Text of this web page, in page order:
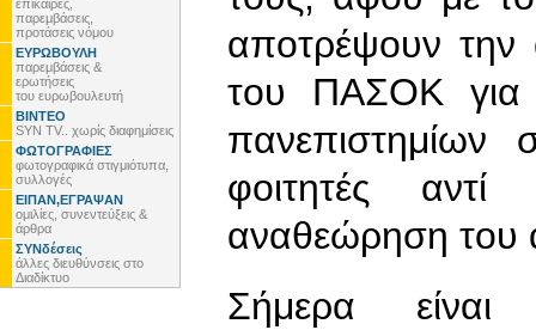
επίκαιρες,
παρεμβάσεις,
προτάσεις νόμου
ΕΥΡΩΒΟΥΛΗ
παρεμβάσεις &
ερωτήσεις
του ευρωβουλευτή
ΒΙΝΤΕΟ
SYN TV.. χωρίς διαφημίσεις
ΦΩΤΟΓΡΑΦΙΕΣ
φωτογραφικά στιγμιότυπα,
συλλογές
ΕΙΠΑΝ,ΕΓΡΑΨΑΝ
ομιλίες, συνεντεύξεις &
άρθρα
ΣΥΝδέσεις
άλλες διευθύνσεις στο
Διαδίκτυο
αποτρέψουν την
του ΠΑΣΟΚ για
πανεπιστημίων
φοιτητές
αναθεώρηση του
Σήμερα